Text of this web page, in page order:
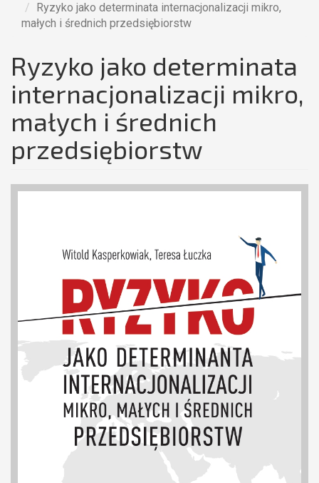
Ryzyko jako determinata internacjonalizacji mikro,
małych i średnich przedsiębiorstw
Ryzyko jako determinata
internacjonalizacji mikro,
małych i średnich
przedsiębiorstw